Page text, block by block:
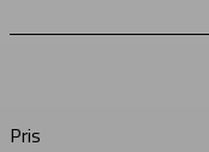
Pris